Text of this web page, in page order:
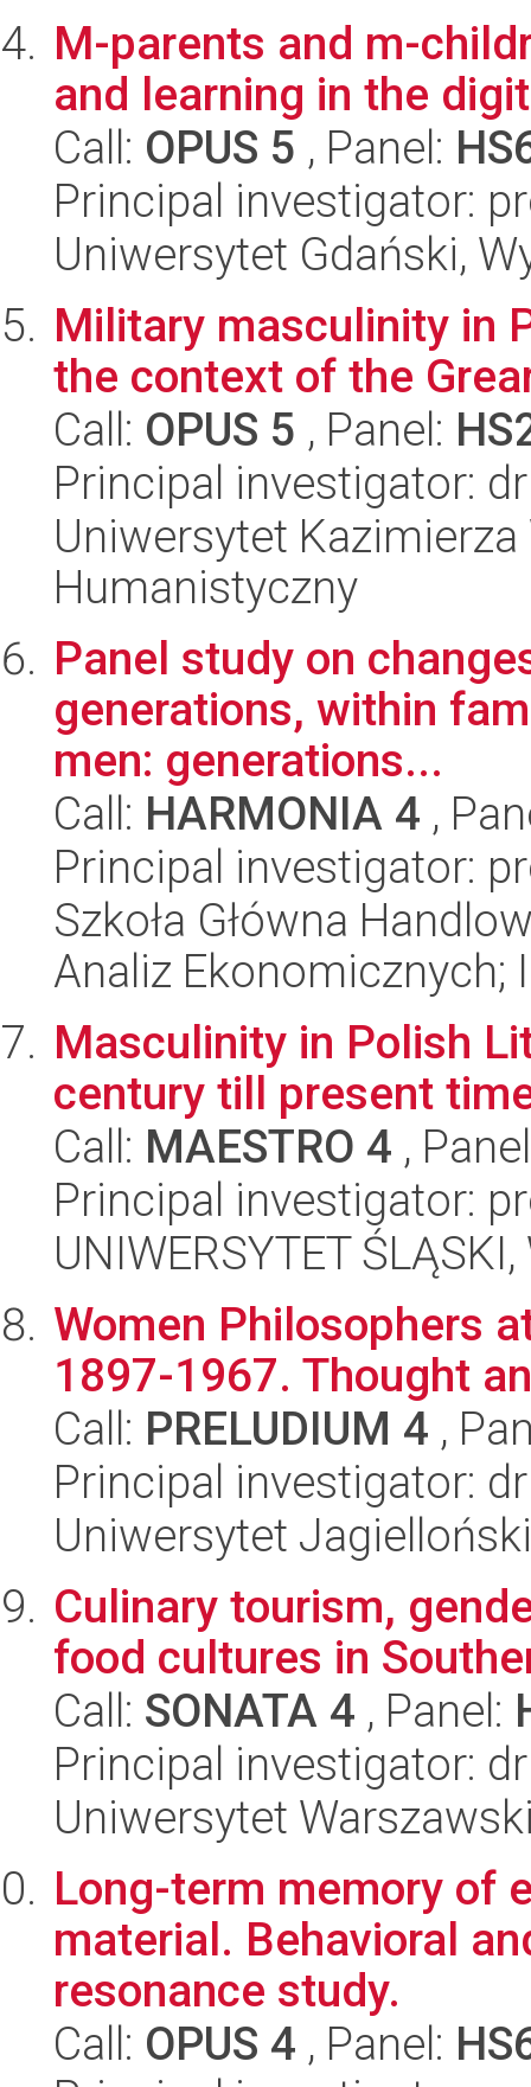
M-parents and m-
and learning in the
Call: OPUS 5 , Panel:
Principal investigator:
Uniwersytet Gdański,
Military masculinity in
the context of the
Call: OPUS 5 , Panel:
Principal investigator:
Uniwersytet Kazimierza
Humanistyczny
Panel study on
generations, within
men: generations...
Call: HARMONIA 4 ,
Principal investigator:
Szkoła Główna
Analiz
Masculinity in Polish
century till present
Call: MAESTRO 4 ,
Principal investigator:
UNIWERSYTET
Women Philosophers
1897-1967. Thought
Call: PRELUDIUM 4 ,
Principal investigator:
Uniwersytet
Culinary tourism,
food cultures in
Call: SONATA 4 , Panel:
Principal investigator:
Uniwersytet
Long-term memory of
material. Behavioral
resonance study.
Call: OPUS 4 , Panel: